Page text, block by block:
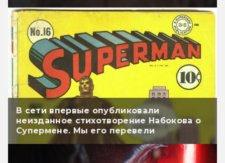
В сети впервые опубликовали
неизданное стихотворение Набокова о
Супермене. Мы его перевели